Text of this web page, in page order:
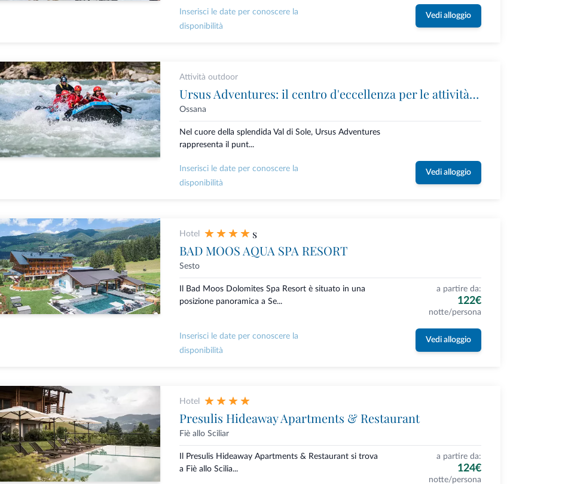
Inserisci le date per conoscere la
disponibilità
Vedi alloggio
Attività outdoor
Ursus Adventures: il centro d'eccellenza per le attività outdoor premium in Trentino
Ossana
Nel cuore della splendida Val di Sole, Ursus Adventures
rappresenta il punt...
Inserisci le date per conoscere la
disponibilità
Vedi alloggio
Hotel s
BAD MOOS AQUA SPA RESORT
Sesto
Il Bad Moos Dolomites Spa Resort è situato in una
posizione panoramica a Se...
a partire da:
122€
notte/persona
Inserisci le date per conoscere la
disponibilità
Vedi alloggio
Hotel
Presulis Hideaway Apartments & Restaurant
Fiè allo Sciliar
Il Presulis Hideaway Apartments & Restaurant si trova
a Fiè allo Scilia...
a partire da:
124€
notte/persona